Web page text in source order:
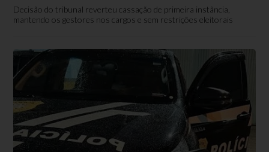
Decisão do tribunal reverteu cassação de primeira instância,
mantendo os gestores nos cargos e sem restrições eleitorais